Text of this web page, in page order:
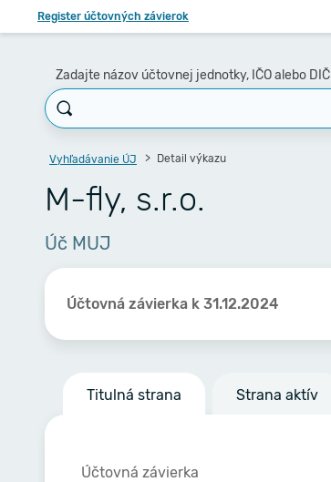
Register účtovných závierok
Zadajte názov účtovnej jednotky, IČO alebo DIČ
Vyhľadávanie ÚJ Detail výkazu
M-fly, s.r.o.
Úč MUJ
Účtovná závierka k 31.12.2024
Titulná strana Strana aktív
Účtovná závierka